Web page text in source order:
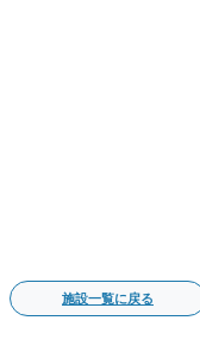
施設一覧に戻る